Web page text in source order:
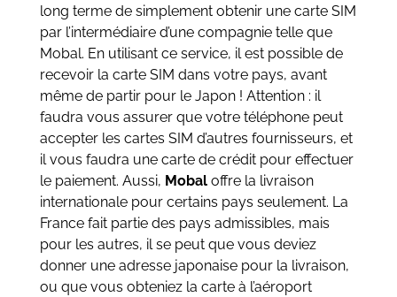
long terme de simplement obtenir une carte SIM
par l’intermédiaire d’une compagnie telle que
Mobal. En utilisant ce service, il est possible de
recevoir la carte SIM dans votre pays, avant
même de partir pour le Japon ! Attention : il
faudra vous assurer que votre téléphone peut
accepter les cartes SIM d’autres fournisseurs, et
il vous faudra une carte de crédit pour effectuer
le paiement. Aussi, Mobaloffre la livraison
internationale pour certains pays seulement. La
France fait partie des pays admissibles, mais
pour les autres, il se peut que vous deviez
donner une adresse japonaise pour la livraison,
ou que vous obteniez la carte à l’aéroport